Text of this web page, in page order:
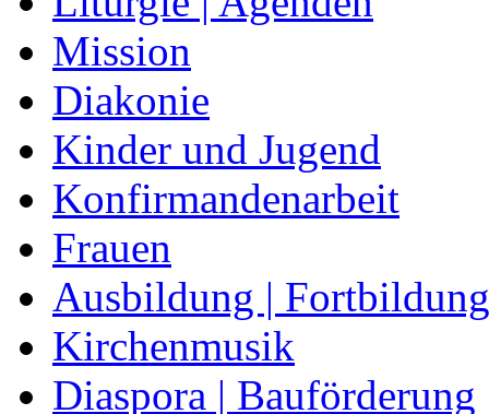
Mission
Diakonie
Kinder und Jugend
Konfirmandenarbeit
Frauen
Ausbildung | Fortbildung
Kirchenmusik
Diaspora | Bauförderung